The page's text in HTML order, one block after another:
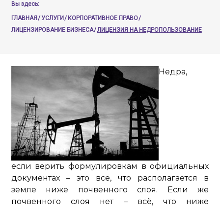
Вы здесь:
ГЛАВНАЯ / УСЛУГИ / КОРПОРАТИВНОЕ ПРАВО/
ЛИЦЕНЗИРОВАНИЕ БИЗНЕСА/ЛИЦЕНЗИЯ НА НЕДРОПОЛЬЗОВАНИЕ
Недра,
если верить формулировкам в официальных
документах – это всё, что располагается в
земле ниже почвенного слоя. Если же
почвенного слоя нет – всё, что ниже